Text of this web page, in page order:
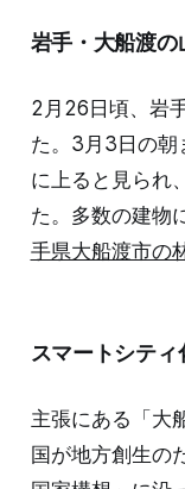
岩手・大船渡の
2月26日頃、岩
た。3月3日の朝
に上ると見られ
た。多数の建物
手県大船渡市の
スマートシティ
主張にある「大
国が地方創生の